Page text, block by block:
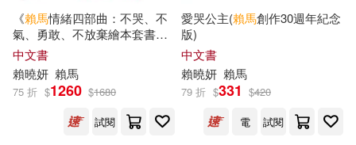
林秀兒(2) 楊俐容(2)
楊麗玲(2)
【溫老師備課Party】等資深老師(1)
河北教育出版社(5)
財團法人國語日報社(4)
信誼基金出版社(3)
展開
配送方式 (可複選)
《賴馬情緒四部曲：不哭、不
氣、勇敢、不放棄繪本套書》
(共四冊，
版、首刷贈小行星10週年限定
「能量寶石貼紙」)
中文書
賴曉妍 賴馬
75 折 $1260 $1680
試閱
愛哭公主(賴馬創作30週年紀念
版)
中文書
賴曉妍 賴馬
79 折 $331 $420
電
試閱